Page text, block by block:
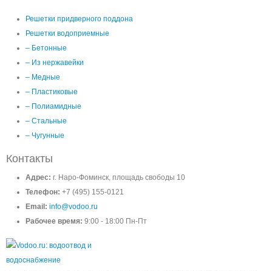
Решетки придверного поддона
Решетки водоприемные
– Бетонные
– Из нержавейки
– Медные
– Пластиковые
– Полиамидные
– Стальные
– Чугунные
Контакты
Адрес: г. Наро-Фоминск, площадь свободы 10
Телефон: +7 (495) 155-0121
Email: info@vodoo.ru
Рабочее время: 9:00 - 18:00 Пн-Пт